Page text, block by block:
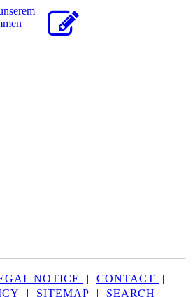
NOTICE | CONTACT
|
| SITEMAP | SEARCH